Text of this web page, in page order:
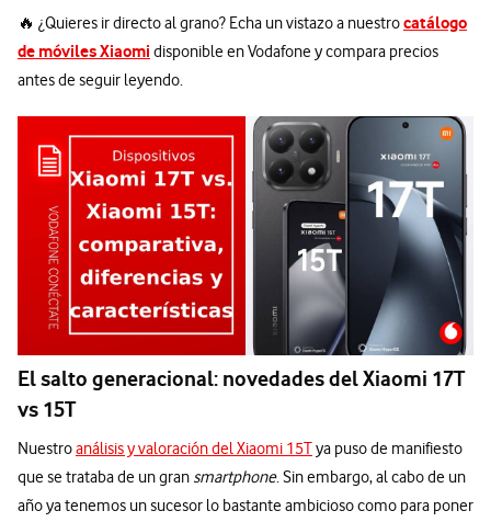
🔥 ¿Quieres ir directo al grano? Echa un vistazo a nuestrocatálogo
de móviles Xiaomi disponible en Vodafone y compara precios
antes de seguir leyendo.
El salto generacional: novedades del Xiaomi 17T
vs 15T
Nuestroanálisis y valoración del Xiaomi 15Tya puso de manifiesto
que se trataba de un gran smartphone. Sin embargo, al cabo de un
año ya tenemos un sucesor lo bastante ambicioso como para poner